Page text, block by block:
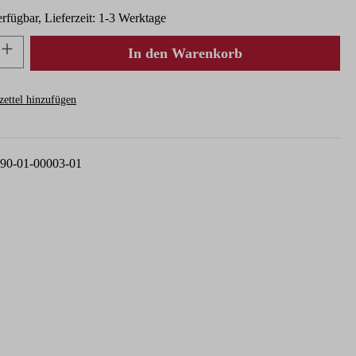
Lieferzeit: 1-3 Werktage
Gib den gewünschten Wert ein oder
In den Warenkorb
hinzufügen
01-00003-01